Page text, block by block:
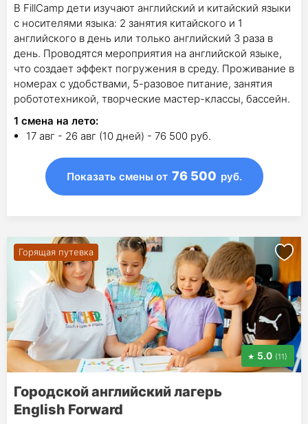
В FillCamp дети изучают английский и китайский языки
с носителями языка: 2 занятия китайского и 1
английского в день или только английский 3 раза в
день. Проводятся мероприятия на английской языке,
что создает эффект погружения в среду. Проживание в
номерах с удобствами, 5-разовое питание, занятия
робототехникой, творческие мастер-классы, бассейн.
1 смена на лето:
17 авг - 26 авг (10 дней) - 76 500 руб.
Показать смены от 76 500 руб.
Горящая путевка
5.0 (11)
Городской английский лагерь
English Forward